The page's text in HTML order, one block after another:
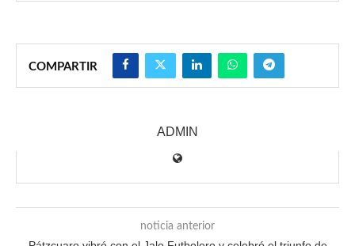
COMPARTIR
ADMIN
noticia anterior